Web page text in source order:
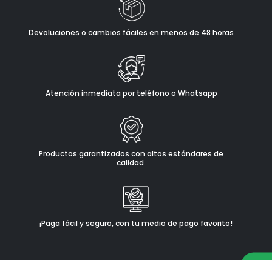
Devoluciones o cambios fáciles en menos de 48 horas
Atención inmediata por teléfono o Whatsapp
Productos garantizados con altos estándares de
calidad.
¡Paga fácil y seguro, con tu medio de pago favorito!